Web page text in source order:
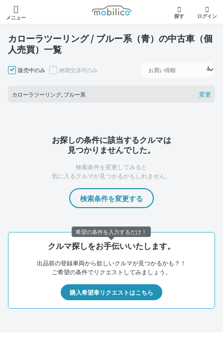
メニュー
モビリコ
探す ログイン
カローラツーリング / ブルー系（青）の中古車（個
人売買）一覧
販売中のみ 納期交渉可のみ
カローラツーリング, ブルー系 変更
お探しの条件に該当するクルマは
見つかりませんでした。
検索条件を変更してみると
気に入るクルマが見つかるかもしれません。
検索条件を変更する
クルマ探しをお手伝いいたします。
出品前の登録車両から欲しいクルマが見つかるかも？！
ご希望の条件でリクエストしてみましょう。
購入希望車リクエストはこちら
希望の条件を入力するだけ！